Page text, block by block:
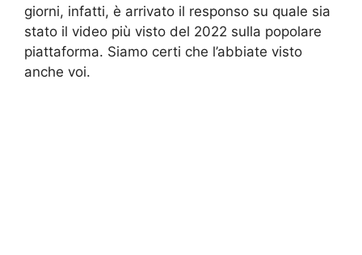
giorni, infatti, è arrivato il responso su quale sia
stato il video più visto del 2022 sulla popolare
piattaforma. Siamo certi che l’abbiate visto
anche voi.